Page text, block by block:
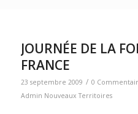
JOURNÉE DE LA
FRANCE
23 septembre 2009 / 0
Admin Nouveaux Territoires